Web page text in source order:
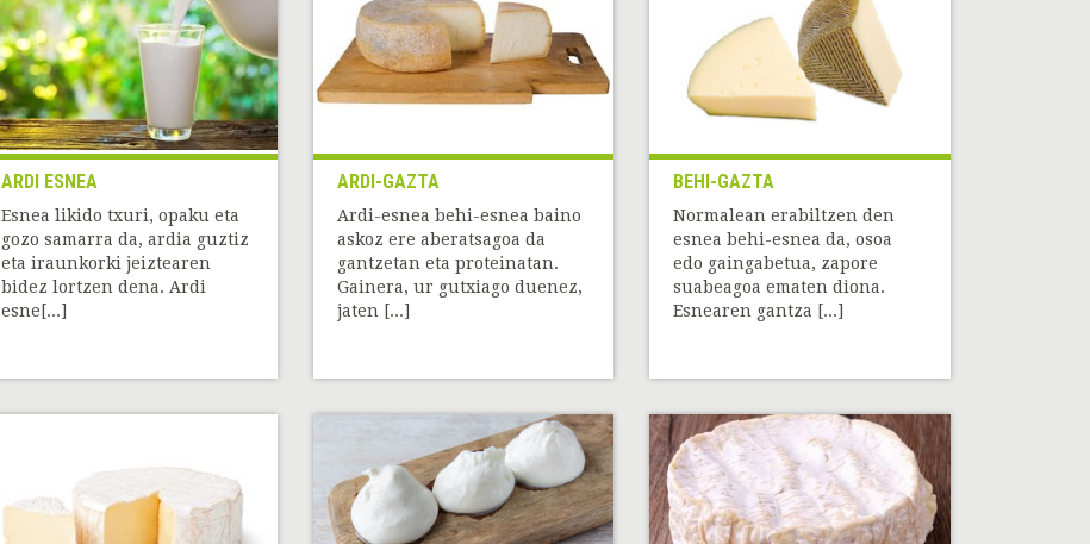
ARDI ESNEA
Esnea likido txuri, opaku eta
gozo samarra da, ardia guztiz
eta iraunkorki jeiztearen
bidez lortzen dena. Ardi
esne[...]
ARDI-GAZTA
Ardi-esnea behi-esnea baino
askoz ere aberatsagoa da
gantzetan eta proteinatan.
Gainera, ur gutxiago duenez,
jaten [...]
BEHI-GAZTA
Normalean erabiltzen den
esnea behi-esnea da, osoa
edo gaingabetua, zapore
suabeagoa ematen diona.
Esnearen gantza [...]